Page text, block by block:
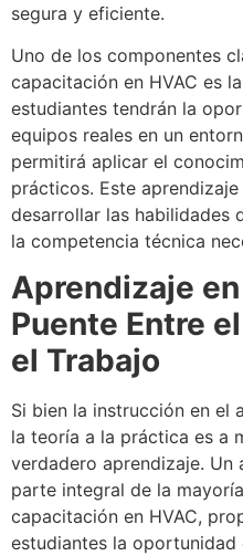
segura y eficiente.
Uno de los componentes
capacitación en HVAC es
estudiantes tendrán la
equipos reales en un
permitirá aplicar el
prácticos. Este
desarrollar las habilidades
la competencia técnica
Aprendizaje en
Puente Entre
el Trabajo
Si bien la instrucción en el
la teoría a la práctica es a
verdadero aprendizaje. Un
parte integral de la
capacitación en HVAC,
estudiantes la